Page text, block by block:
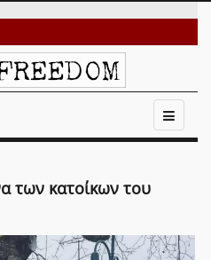
των κατοίκων του